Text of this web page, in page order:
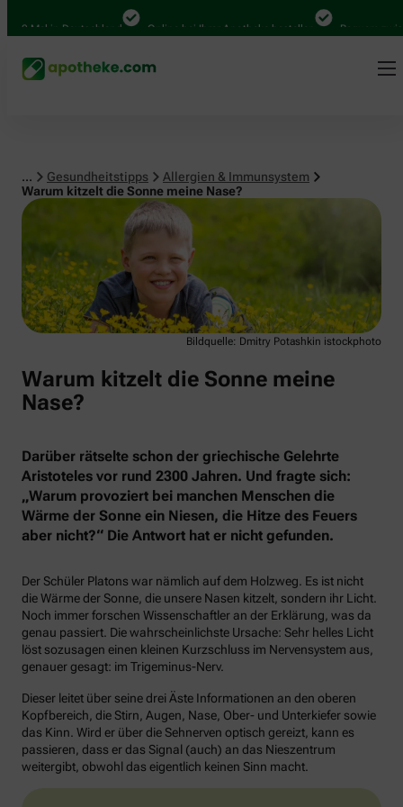
Mal in Deutschland Online bei Ihrer Apotheke bestellen Bequem
... Gesundheitstipps
Allergien & Immunsystem
Warum kitzelt die Sonne meine Nase?
Allergien & Immunsystem
Bildquelle: Dmitry Potashkin istockphoto
Warum kitzelt die Sonne meine
Nase?
Darüber rätselte schon der griechische Gelehrte
Aristoteles vor rund 2300 Jahren. Und fragte sich:
„Warum provoziert bei manchen Menschen die
Wärme der Sonne ein Niesen, die Hitze des Feuers
aber nicht?“ Die Antwort hat er nicht gefunden.
Der Schüler Platons war nämlich auf dem Holzweg. Es ist nicht
die Wärme der Sonne, die unsere Nasen kitzelt, sondern ihr Licht.
Noch immer forschen Wissenschaftler an der Erklärung, was da
genau passiert. Die wahrscheinlichste Ursache: Sehr helles Licht
löst sozusagen einen kleinen Kurzschluss im Nervensystem aus,
genauer gesagt: im Trigeminus-Nerv.
Dieser leitet über seine drei Äste Informationen an den oberen
Kopfbereich, die Stirn, Augen, Nase, Ober- und Unterkiefer sowie
das Kinn. Wird er über die Sehnerven optisch gereizt, kann es
passieren, dass er das Signal (auch) an das Nieszentrum
weitergibt, obwohl das eigentlich keinen Sinn macht.